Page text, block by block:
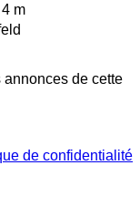
4 m
de cette
de confidentialité